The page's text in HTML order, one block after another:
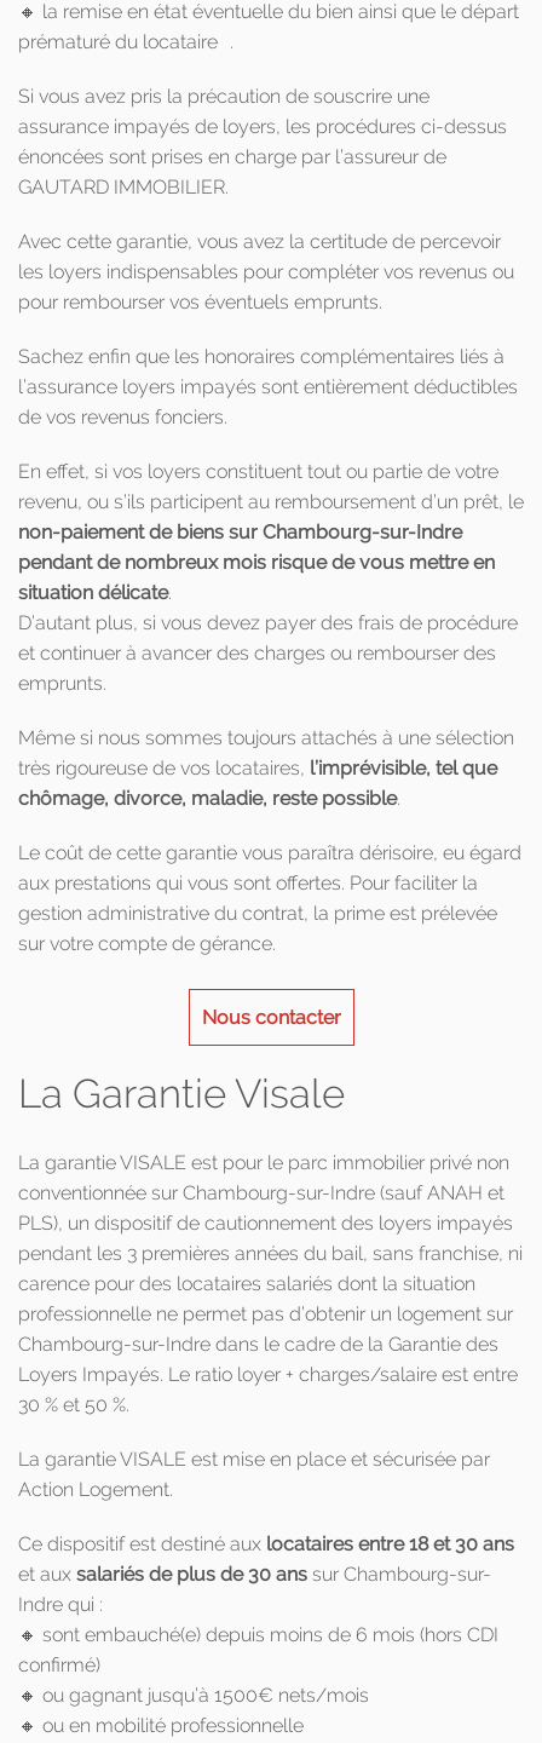
🔸 la remise en état éventuelle du bien ainsi que le départ
prématuré du locataire .
Si vous avez pris la précaution de souscrire une
assurance impayés de loyers, les procédures ci-dessus
énoncées sont prises en charge par l’assureur de
GAUTARD IMMOBILIER.
Avec cette garantie, vous avez la certitude de percevoir
les loyers indispensables pour compléter vos revenus ou
pour rembourser vos éventuels emprunts.
Sachez enfin que les honoraires complémentaires liés à
l’assurance loyers impayés sont entièrement déductibles
de vos revenus fonciers.
En effet, si vos loyers constituent tout ou partie de votre
revenu, ou s’ils participent au remboursement d’un prêt, le
non-paiement de biens sur Chambourg-sur-Indre
pendant de nombreux mois risque de vous mettre en
situation délicate.
D’autant plus, si vous devez payer des frais de procédure
et continuer à avancer des charges ou rembourser des
emprunts.
Même si nous sommes toujours attachés à une sélection
très rigoureuse de vos locataires, l’imprévisible, tel que
chômage, divorce, maladie, reste possible.
Le coût de cette garantie vous paraîtra dérisoire, eu égard
aux prestations qui vous sont offertes. Pour faciliter la
gestion administrative du contrat, la prime est prélevée
sur votre compte de gérance.
Nous contacter
La Garantie Visale
La garantie VISALE est pour le parc immobilier privé non
conventionnée sur Chambourg-sur-Indre (sauf ANAH et
PLS), un dispositif de cautionnement des loyers impayés
pendant les 3 premières années du bail, sans franchise, ni
carence pour des locataires salariés dont la situation
professionnelle ne permet pas d’obtenir un logement sur
Chambourg-sur-Indre dans le cadre de la Garantie des
Loyers Impayés. Le ratio loyer + charges/salaire est entre
30 % et 50 %.
La garantie VISALE est mise en place et sécurisée par
Action Logement.
Ce dispositif est destiné aux locataires entre 18 et 30 ans
et aux salariés de plus de 30 ans sur Chambourg-sur-
Indre qui :
🔸 sont embauché(e) depuis moins de 6 mois (hors CDI
confirmé)
🔸 ou gagnant jusqu’à 1500€ nets/mois
🔸 ou en mobilité professionnelle